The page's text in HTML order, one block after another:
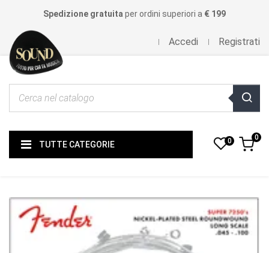
Spedizione gratuita per ordini superiori a € 199
Accedi Registrati
TUTTE CATEGORIE 0 0